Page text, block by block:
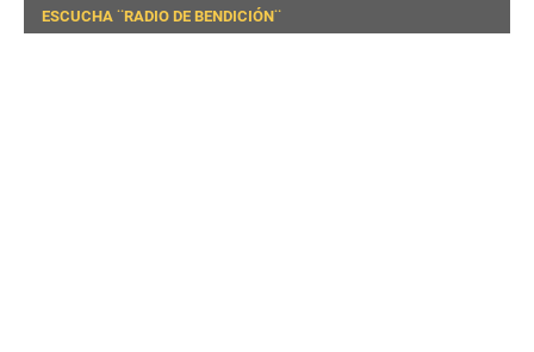
ESCUCHA ¨RADIO DE BENDICIÓN¨